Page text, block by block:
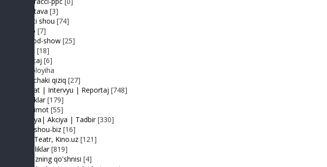
Podstava [3]
Realiti shou [74]
Retro [7]
Sayyod-show [25]
Sport [18]
Shantaj [6]
Videoloyiha
Shunchaki qiziq [27]
Suhbat | Intervyu | Reportaj [748]
Tabriklar [179]
Taqdimot [55]
Hayriya| Akciya | Tadbir [330]
Turk shou-biz [16]
TV | Teatr, Kino.uz [121]
Yangiliklar [819]
Yulduzning qo'shnisi [4]